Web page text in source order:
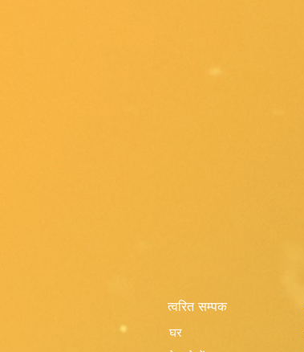
त्वरित सम्पक
घर